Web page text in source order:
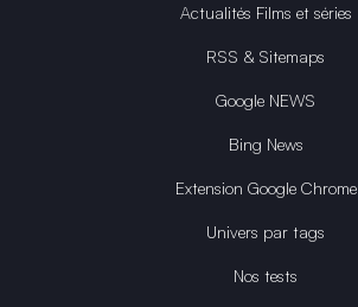
Actualités Films et séries
RSS & Sitemaps
Google NEWS
Bing News
Extension Google Chrome
Univers par tags
Nos tests